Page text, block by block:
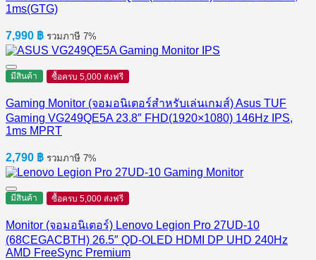
1ms(GTG)
7,990 ฿ รวมภาษี 7%
มีสินค้า ซื้อครบ 5,000 ส่งฟรี
Gaming Monitor (จอมอนิเตอร์สำหรับเล่นเกมส์) Asus TUF
Gaming VG249QE5A 23.8″ FHD(1920×1080) 146Hz IPS,
1ms MPRT
2,790 ฿ รวมภาษี 7%
มีสินค้า ซื้อครบ 5,000 ส่งฟรี
Monitor (จอมอนิเตอร์) Lenovo Legion Pro 27UD-10
(68CEGACBTH) 26.5″ QD-OLED HDMI DP UHD 240Hz
AMD FreeSync Premium